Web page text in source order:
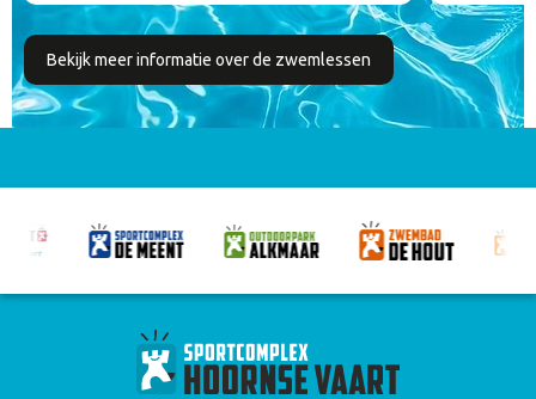
Bekijk meer informatie over de zwemlessen